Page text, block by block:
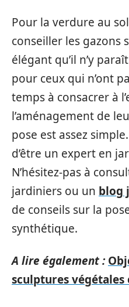
Pour la verdure au
conseiller les gazons
élégant qu’il n’y
pour ceux qui n’ont
temps à consacrer à
l’aménagement de
pose est assez
d’être un expert en
N’hésitez-pas à
jardiniers ou un blog
de conseils sur la
synthétique.
A lire également :
sculptures